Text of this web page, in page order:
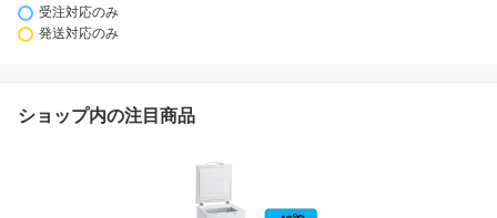
受注対応のみ
発送対応のみ
ショップ内の注目商品